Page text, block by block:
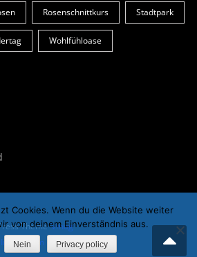
Rosenschnittkurs Stadtpark
Wohlfühloase
ThemeVmag
Impressum Datenschutz
Cookies. Wenn du die Website weiter
von deinem Einverständnis aus.
Nein Privacy policy